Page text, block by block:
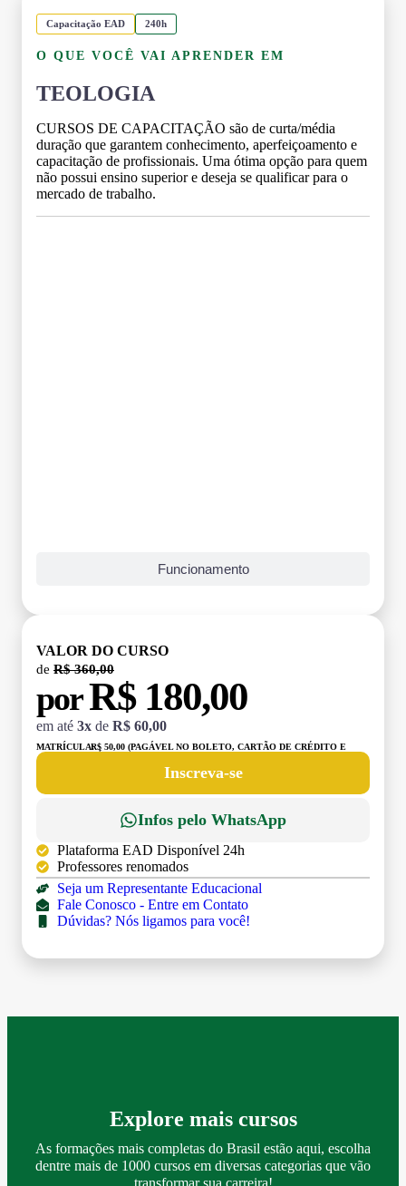
Capacitação EAD 240h
O QUE VOCÊ VAI APRENDER EM
TEOLOGIA
CURSOS DE CAPACITAÇÃO são de curta/média
duração que garantem conhecimento, aperfeiçoamento e
capacitação de profissionais. Uma ótima opção para quem
não possui ensino superior e deseja se qualificar para o
mercado de trabalho.
Funcionamento
VALOR DO CURSO
de R$ 360,00
porR$ 180,00
em até 3x de R$ 60,00
MATRÍCULA:R$ 50,00 (PAGÁVEL NO BOLETO, CARTÃO DE CRÉDITO E
Inscreva-se
Infos pelo WhatsApp
Plataforma EAD Disponível 24h
Professores renomados
Seja um Representante Educacional
Fale Conosco - Entre em Contato
Dúvidas? Nós ligamos para você!
Explore mais cursos
As formações mais completas do Brasil estão aqui, escolha
dentre mais de 1000 cursos em diversas categorias que vão